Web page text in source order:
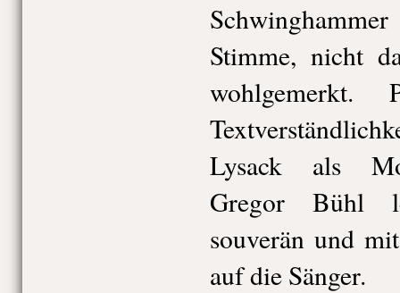
Stimme, nicht
wohlgemerkt.
Lysack als
Gregor Bühl
souverän und
auf die Sänger.